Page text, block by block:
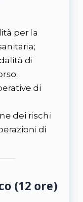
per la
di
di
dei rischi
di
(12 ore)